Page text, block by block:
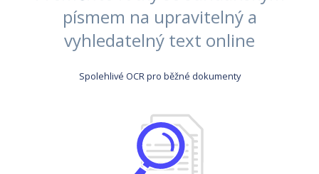
písmem na upravitelný a
vyhledatelný text online
Spolehlivé OCR pro běžné dokumenty